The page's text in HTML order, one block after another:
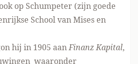
op Schumpeter (zijn goede
School van Mises en
hij in 1905 aanFinanz Kapital,
waaronder